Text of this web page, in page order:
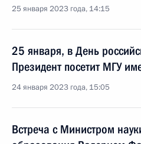
25 января 2023 года, 14:15
25 января, в День
Президент посетит МГУ
24 января 2023 года, 15:05
Встреча с Министром